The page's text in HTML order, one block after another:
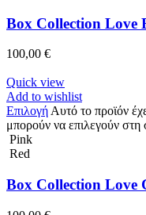
Box Collection Love
100,00 €
Quick view
Add to wishlist
Επιλογή Αυτό το προϊόν
μπορούν να επιλεγούν στη
Pink
Red
Box Collection Love